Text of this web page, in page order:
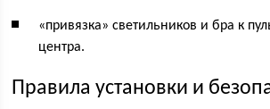
«привязка» светильников и бра к
центра.
Правила установки и